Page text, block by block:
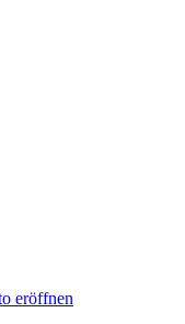
eröffnen